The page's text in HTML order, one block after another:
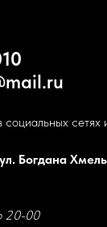
сетях
Богдана
20-00